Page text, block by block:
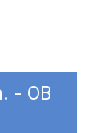
- OB